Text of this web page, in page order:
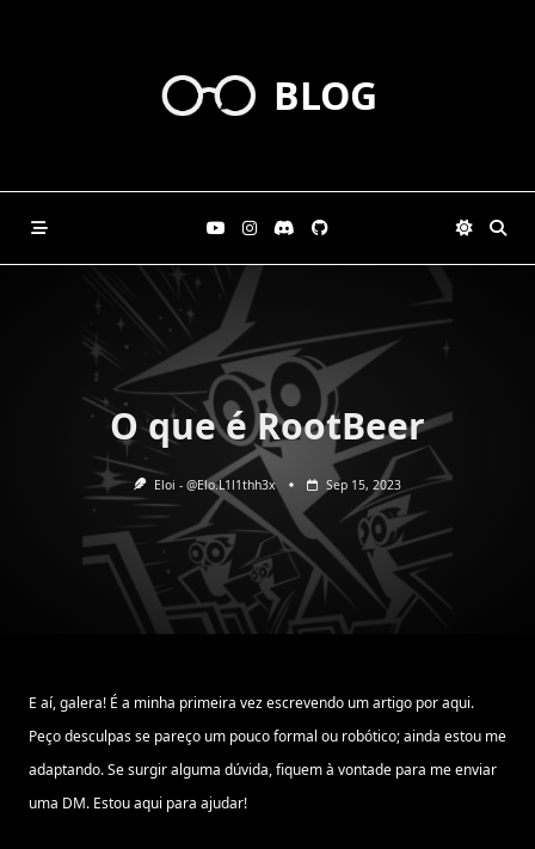
BLOG
O que é RootBeer
Eloi - @elo.l1l1thh3x Sep 15, 2023
E aí, galera! É a minha primeira vez escrevendo um artigo por aqui.
Peço desculpas se pareço um pouco formal ou robótico; ainda estou me
adaptando. Se surgir alguma dúvida, fiquem à vontade para me enviar
uma DM. Estou aqui para ajudar!